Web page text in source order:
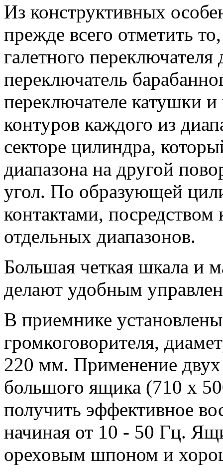
Из конструктивных
прежде всего отметить
галетного
переключатель
переключателе катушки
контуров каждого из
секторе цилиндра,
диапазона на другой
угол. По образующей
контактами,
отдельных диапазонов.
Большая четкая шкала и
делают удобным
В приемнике
громкоговорителя,
220 мм. Применение двух
большого ящика (710 х
получить эффективное
начиная от 10 - 50 Гц.
ореховым шпоном и